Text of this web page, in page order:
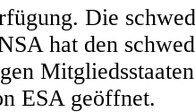
Die
hat den
ESA geöffnet.